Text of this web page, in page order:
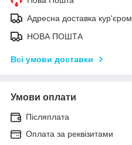
Адресна доставка кур'єром
НОВА ПОШТА
Всі умови доставки
Умови оплати
Післяплата
Оплата за реквізитами